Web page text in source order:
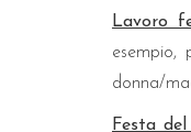
Lavoro
esempio,
donna/
Festa del